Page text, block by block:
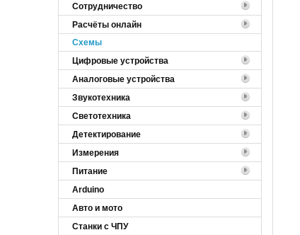
Сотрудничество
Расчёты онлайн
Cхемы
Цифровые устройства
Аналоговые устройства
Звукотехника
Светотехника
Детектирование
Измерения
Питание
Arduino
Авто и мото
Станки с ЧПУ